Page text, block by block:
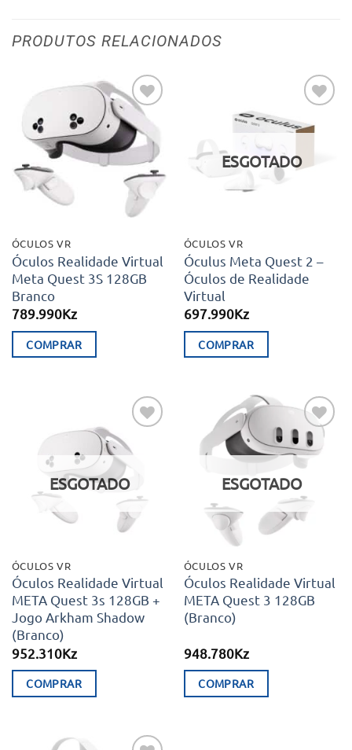
PRODUTOS RELACIONADOS
Adicionar
aos meus
desejos
ÓCULOS VR
Óculos Realidade Virtual
Meta Quest 3S 128GB
Branco
789.990Kz
COMPRAR
Adicionar
aos meus
ESGOTADO
ÓCULOS VR
Óculus Meta Quest 2 –
Óculos de Realidade
Virtual
697.990Kz
COMPRAR
Adicionar
aos meus
desejos
ESGOTADO
ÓCULOS VR
Óculos Realidade Virtual
META Quest 3s 128GB +
Jogo Arkham Shadow
(Branco)
952.310Kz
COMPRAR
Adicionar
aos meus
desejos
ESGOTADO
ÓCULOS VR
Óculos Realidade Virtual
META Quest 3 128GB
(Branco)
948.780Kz
COMPRAR